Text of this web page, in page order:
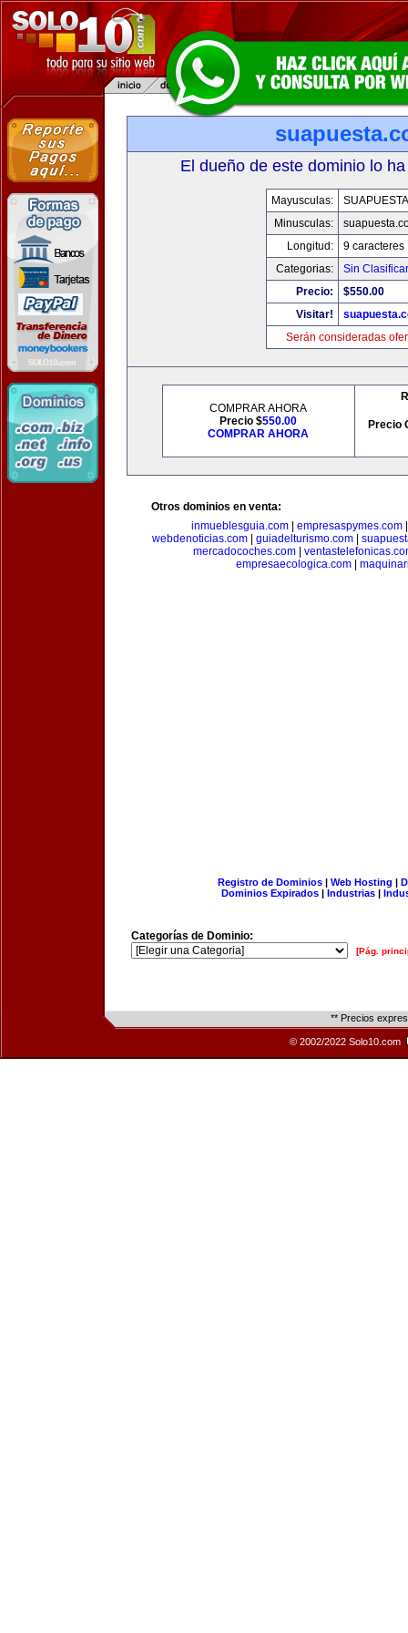
El dueño de este dominio lo
Mayusculas:
Minusculas:
Longitud:
9 caracteres
Categorias:
Sin Clasificar
Precio:
$550.00
Visitar!
Serán consideradas
COMPRAR AHORA
Precio $550.00
COMPRAR AHORA
Precio
Otros dominios en venta:
inmueblesguia.com| empresaspymes.com
webdenoticias.com
guiadelturismo.com
mercadocoches.com|
empresaecologica.com
Registro de Dominios| Web Hosting |
Dominios Expirados | Industrias |
Categorías de Dominio:
[Pág.
** Precios
© 2002/2022 Solo10.com